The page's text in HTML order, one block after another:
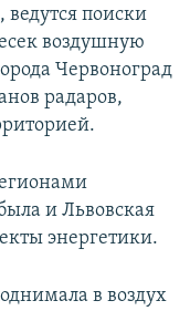
поиски
воздушную
Червоноград
радаров,
и Львовская
энергетики.
в воздух